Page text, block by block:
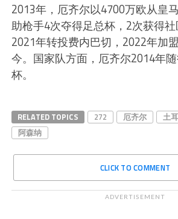
2013年，厄齐尔以4700万欧从皇
助枪手4次夺得足总杯，2次获得社
2021年转投费内巴切，2022年加
今。国家队方面，厄齐尔2014年
杯。
RELATED TOPICS 272 厄齐尔 土
阿森纳
CLICK TO COMMENT
ADVERTISEMENT